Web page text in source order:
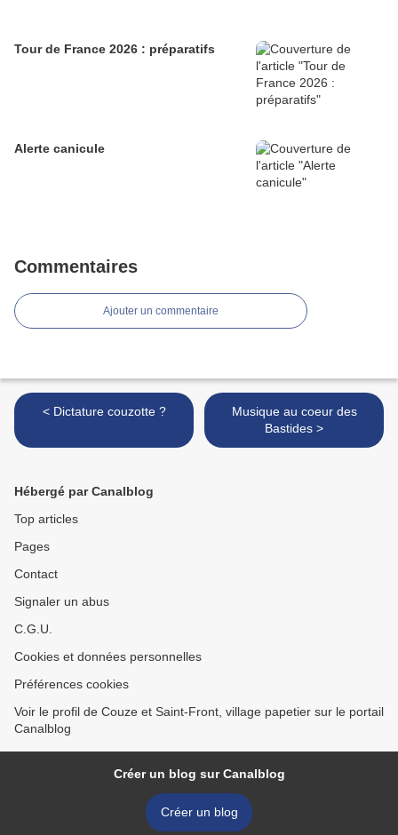
Tour de France 2026 : préparatifs
Alerte canicule
Commentaires
Ajouter un commentaire
< Dictature couzotte ?
Musique au coeur des
Bastides >
Hébergé par Canalblog
Top articles
Pages
Contact
Signaler un abus
C.G.U.
Cookies et données personnelles
Préférences cookies
Voir le profil de Couze et Saint-Front, village papetier sur le portail
Canalblog
Créer un blog sur Canalblog
Créer un blog